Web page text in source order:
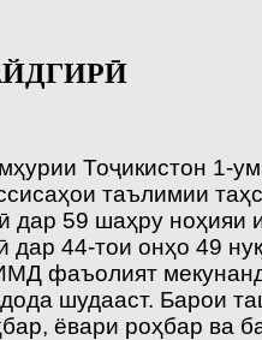
Тоҷикистон
таълимии
59 шаҳру
44-тои онҳо 49
фаъолият
шудааст. Барои
ёвари роҳбар ва